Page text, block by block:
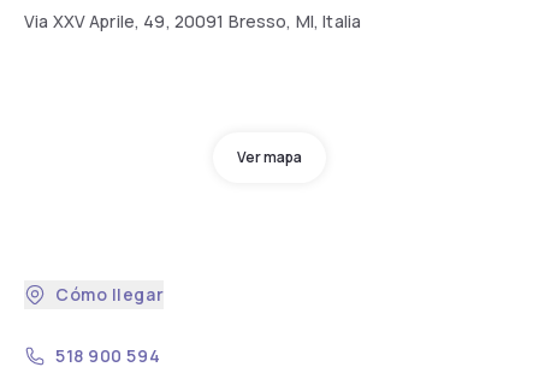
Via XXV Aprile, 49, 20091 Bresso, MI, Italia
Ver mapa
Cómo llegar
518 900 594